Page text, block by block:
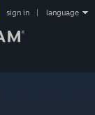
sign in language